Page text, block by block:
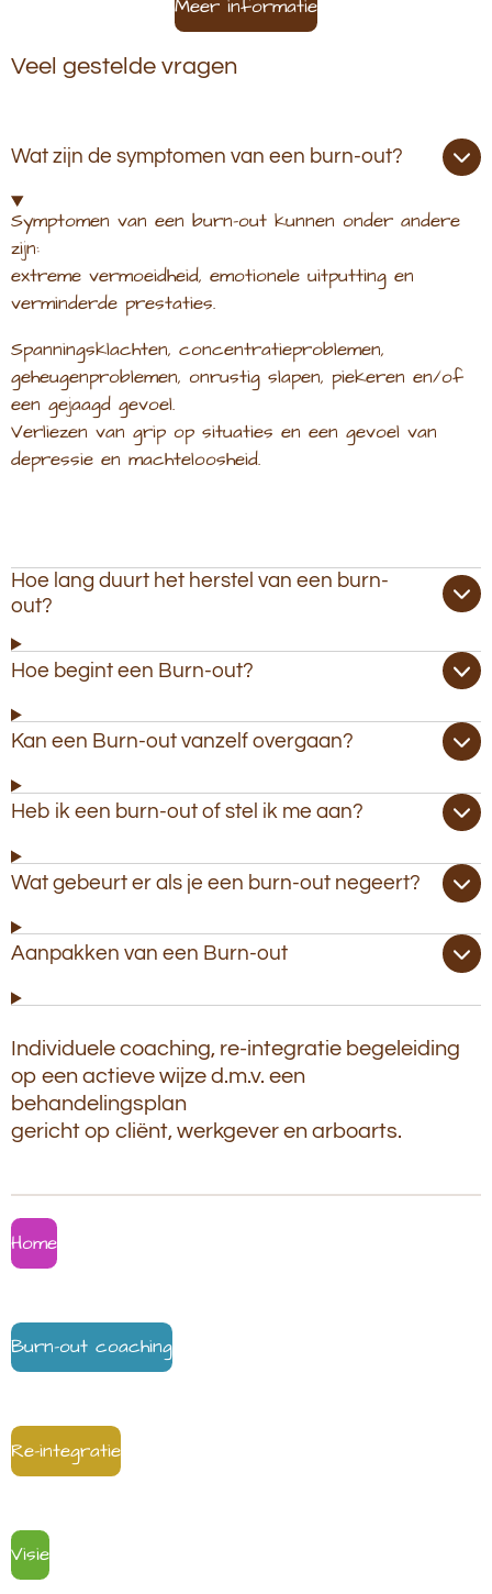
Meer informatie
Veel gestelde vragen
Wat zijn de symptomen van een burn-out?
Symptomen van een burn-out kunnen onder andere
zijn:
extreme vermoeidheid, emotionele uitputting en
verminderde prestaties.
Spanningsklachten, concentratieproblemen,
geheugenproblemen, onrustig slapen, piekeren en/of
een gejaagd gevoel.
Verliezen van grip op situaties en een gevoel van
depressie en machteloosheid.
Hoe lang duurt het herstel van een burn-
out?
Hoe begint een Burn-out?
Kan een Burn-out vanzelf overgaan?
Heb ik een burn-out of stel ik me aan?
Wat gebeurt er als je een burn-out negeert?
Aanpakken van een Burn-out
Individuele coaching, re-integratie begeleiding
op een actieve wijze d.m.v. een
behandelingsplan
gericht op cliënt, werkgever en arboarts.
Home
Burn-out coaching
Re-integratie
Visie